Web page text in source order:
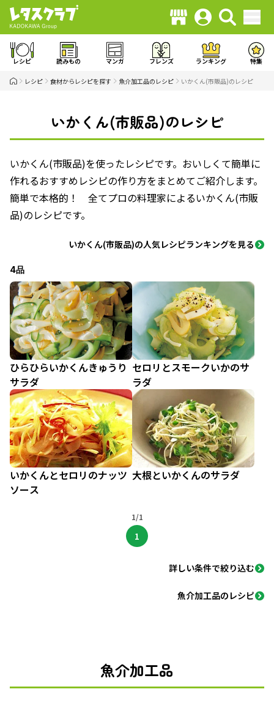
レシピ 読みもの マンガ フレンズ ランキング 特集
レシピ 食材からレシピを探す 魚介加工品のレシピ いかくん(市販品)のレシピ
いかくん(市販品)のレシピ
いかくん(市販品)を使ったレシピです。おいしくて簡単に
作れるおすすめレシピの作り方をまとめてご紹介します。
簡単で本格的！ 全てプロの料理家によるいかくん(市販
品)のレシピです。
いかくん(市販品)の人気レシピランキングを見る
4品
ひらひらいかくんきゅうり
サラダ
セロリとスモークいかのサ
ラダ
いかくんとセロリのナッツ
ソース
大根といかくんのサラダ
1/1
1
詳しい条件で絞り込む
魚介加工品のレシピ
魚介加工品